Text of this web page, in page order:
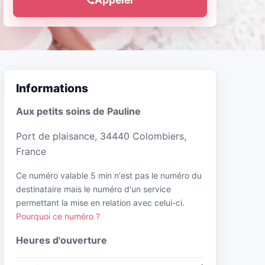
Informations
Aux petits soins de Pauline
Port de plaisance, 34440 Colombiers,
France
Ce numéro valable 5 min n'est pas le numéro du
destinataire mais le numéro d'un service
permettant la mise en relation avec celui-ci.
Pourquoi ce numéro ?
Heures d'ouverture